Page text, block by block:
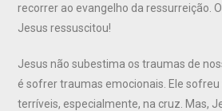
recorrer ao evangelho da ressurreição.
Jesus ressuscitou!
Jesus não subestima os traumas de
é sofrer traumas emocionais. Ele
terríveis, especialmente, na cruz. Mas,